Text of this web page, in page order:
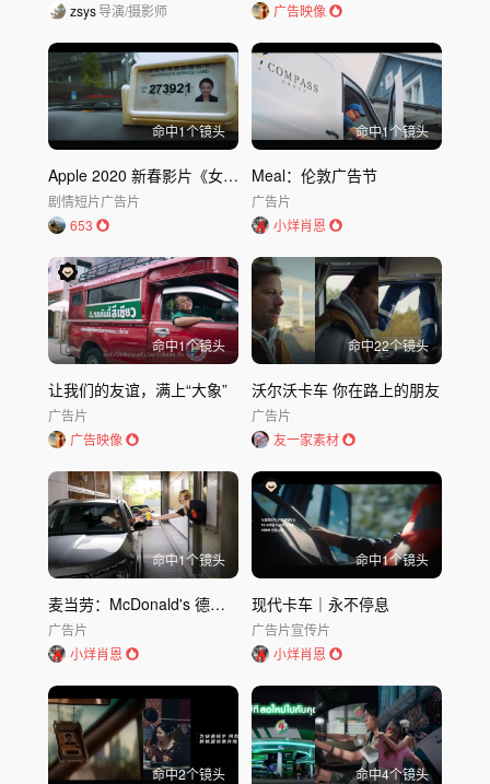
zsys导演/摄影师
广告映像
命中1个镜头
Apple 2020 新春影片《女儿》 用 iPhone 11 Pro 拍摄
剧情短片广告片
653
命中1个镜头
Meal：伦敦广告节
广告片
小烊肖恩
命中1个镜头
让我们的友谊，满上“大象”
广告片
广告映像
命中22个镜头
沃尔沃卡车 你在路上的朋友
广告片
友一家素材
命中1个镜头
麦当劳：McDonald's 德国 - 老爸大显身手 - 与施特龙贝格系列 ｜
广告片
小烊肖恩
命中1个镜头
现代卡车｜永不停息
广告片宣传片
小烊肖恩
命中2个镜头 命中4个镜头